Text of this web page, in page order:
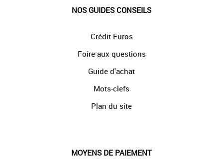
NOS GUIDES CONSEILS
Crédit Euros
Foire aux questions
Guide d'achat
Mots-clefs
Plan du site
MOYENS DE PAIEMENT